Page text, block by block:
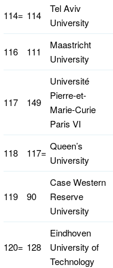
114= 114
Tel Aviv
University
116 111
Maastricht
University
117 149
Université
Pierre-et-
Marie-Curie
Paris VI
118 117=
Queen’s
University
119 90
Case Western
Reserve
University
120= 128
Eindhoven
University of
Technology